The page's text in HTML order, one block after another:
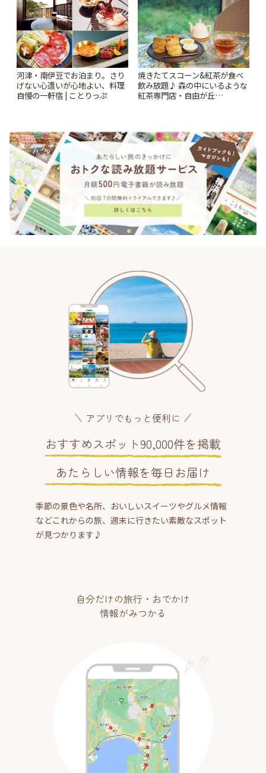
河津・南伊豆でお泊まり。さり
げない心遣いが心地よい、料理
自慢の一軒宿 | ことりっぷ
焼きたてスコーン&紅茶が食べ
飲み放題♪ 森の中にいるような
紅茶専門店・自由が丘
アプリでもっと便利に
おすすめスポット90,000件を掲載
あたらしい情報を毎日お届け
季節の景色や名所、おいしいスイーツやグルメ情報
などこれからの旅、週末に行きたい素敵なスポット
が見つかります♪
自分だけの旅行・おでかけ
情報がみつかる